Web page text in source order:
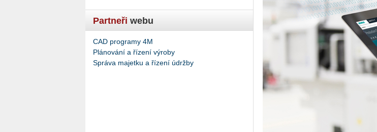
Partneři webu
CAD programy 4M
Plánování a řízení výroby
Správa majetku a řízení údržby